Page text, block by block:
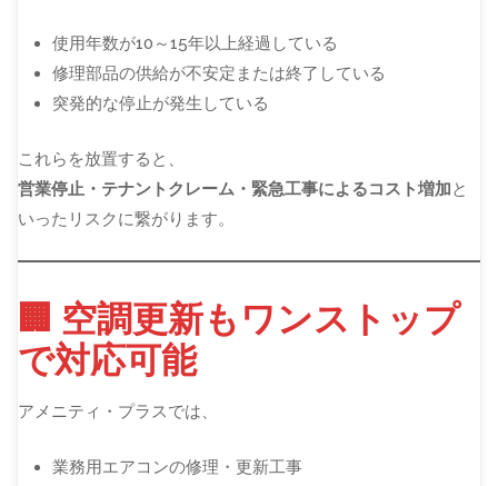
使用年数が10～15年以上経過している
修理部品の供給が不安定または終了している
突発的な停止が発生している
これらを放置すると、
営業停止・テナントクレーム・緊急工事によるコスト増加と
いったリスクに繋がります。
🏢 空調更新もワンストップ
で対応可能
アメニティ・プラスでは、
業務用エアコンの修理・更新工事